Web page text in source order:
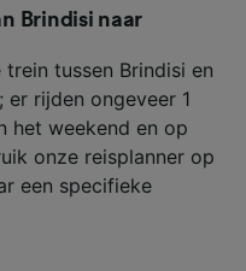
Brindisi naar
tussen Brindisi en
er rijden ongeveer 1
het weekend en op
onze reisplanner op
een specifieke